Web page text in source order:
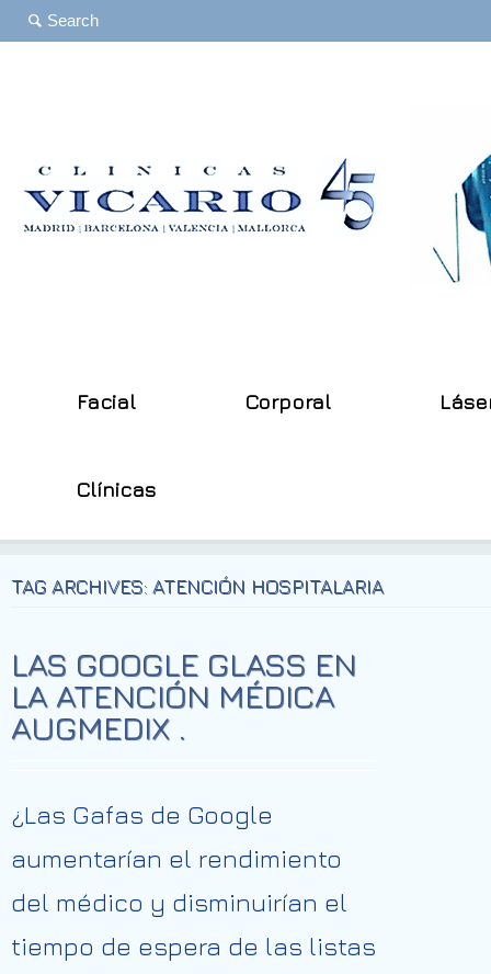
Facial Corporal
Clínicas
TAG ARCHIVES: ATENCIÓN HOSPITALARIA
LAS GOOGLE GLASS EN
LA ATENCIÓN MÉDICA
AUGMEDIX .
¿Las Gafas de Google
aumentarían el rendimiento
del médico y disminuirían el
tiempo de espera de las listas